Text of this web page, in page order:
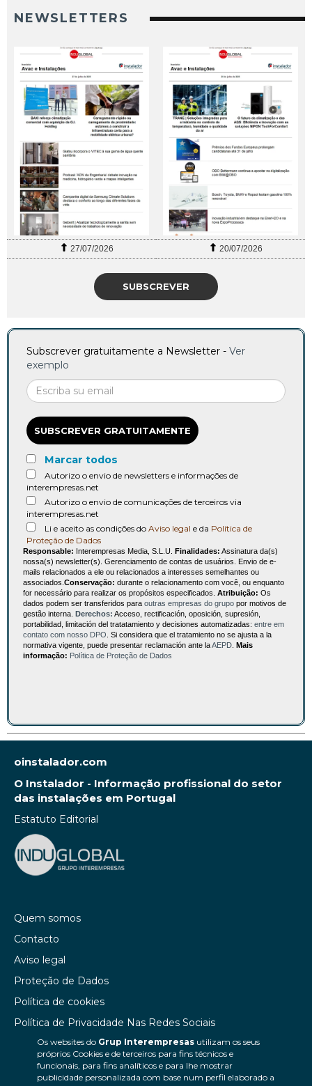
Os websites do Grup Interempresasutilizam os seus
próprios Cookies e de terceiros para fins técnicos e
funcionais, para fins analíticos e para lhe mostrar
publicidade personalizada com base num perfil elaborado a
NEWSLETTERS
27/07/2026 20/07/2026
SUBSCREVER
Subscrever gratuitamente a Newsletter - Ver
exemplo
SUBSCREVER GRATUITAMENTE
Marcar todos
Autorizo o envio de newsletters e informações de
interempresas.net
Autorizo o envio de comunicações de terceiros via
interempresas.net
Li e aceito as condições do Aviso legal e da Política de
Proteção de Dados
Responsable: Interempresas Media, S.L.U. Finalidades: Assinatura da(s)
nossa(s) newsletter(s). Gerenciamento de contas de usuários. Envio de e-
mails relacionados a ele ou relacionados a interesses semelhantes ou
associados. Conservação: durante o relacionamento com você, ou enquanto
for necessário para realizar os propósitos especificados. Atribuição: Os
dados podem ser transferidos para outras empresas do grupo por motivos de
gestão interna. Derechos: Acceso, rectificación, oposición, supresión,
portabilidad, limitación del tratatamiento y decisiones automatizadas: entre em
contato com nosso DPO . Si considera que el tratamiento no se ajusta a la
normativa vigente, puede presentar reclamación ante laAEPD Mais
informação: Política de Proteção de Dados
oinstalador.com
O Instalador - Informação profissional do setor
das instalações em Portugal
Estatuto Editorial
Quem somos
Contacto
Aviso legal
Proteção de Dados
Política de cookies
Política de Privacidade Nas Redes Sociais
Canal de denúncias
Colaborações editoriais